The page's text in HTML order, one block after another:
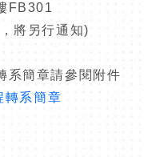
FB301
將另行通知)
系簡章請參閱附件
轉系簡章